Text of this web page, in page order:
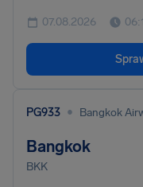
07.08.2026
PG933 • Bangkok
Bangkok
BKK